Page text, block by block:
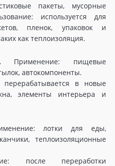
пакеты, мусорные
используется для
пленок, упаковок и
как теплоизоляция.
Применение: пищевые
автокомпоненты.
перерабатывается в новые
элементы интерьера и
лотки для еды,
теплоизоляционные
после переработки